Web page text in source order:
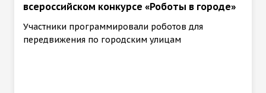
всероссийском конкурсе «Роботы в городе»
Участники программировали роботов для
передвижения по городским улицам